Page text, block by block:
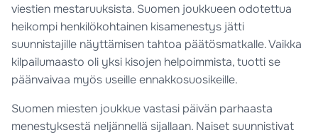
viestien mestaruuksista. Suomen joukkueen odotettua
heikompi henkilökohtainen kisamenestys jätti
suunnistajille näyttämisen tahtoa päätösmatkalle. Vaikka
kilpailumaasto oli yksi kisojen helpoimmista, tuotti se
päänvaivaa myös useille ennakkosuosikeille.
Suomen miesten joukkue vastasi päivän parhaasta
menestyksestä neljännellä sijallaan. Naiset suunnistivat